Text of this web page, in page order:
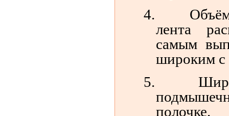
4.
лента
самым
широким с
5.
полочке.